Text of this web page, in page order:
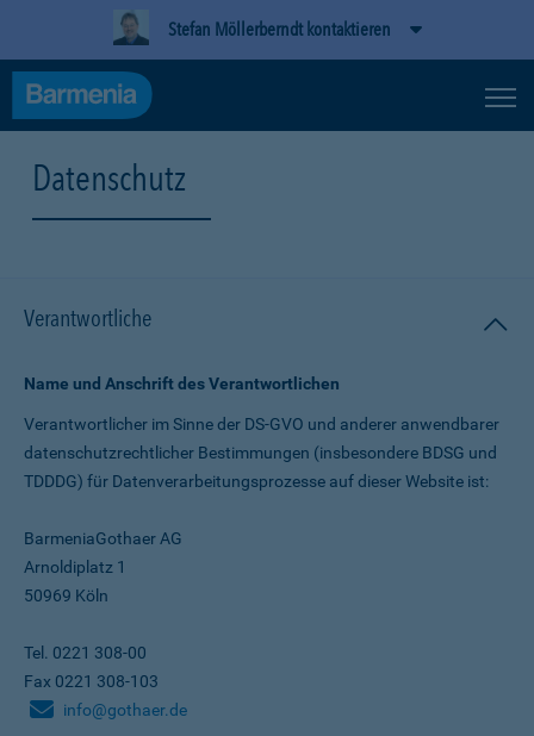
Stefan Möllerberndt kontaktieren
Datenschutz
Verantwortliche
Name und Anschrift des Verantwortlichen
Verantwortlicher im Sinne der DS-GVO und anderer anwendbarer
datenschutz­rechtlicher Bestimmungen (insbesondere BDSG und
TDDDG) für Daten­verarbeitungs­prozesse auf dieser Website ist:
BarmeniaGothaer AG
Arnoldiplatz 1
50969 Köln
Tel. 0221 308-00
Fax 0221 308-103
info@gothaer.de